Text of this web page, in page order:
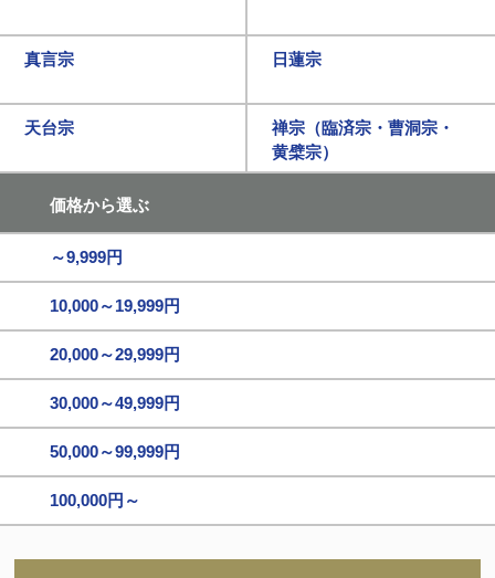
真言宗 日蓮宗
天台宗
禅宗（臨済宗・曹洞宗・
黄檗宗）
価格から選ぶ
～9,999円
10,000～19,999円
20,000～29,999円
30,000～49,999円
50,000～99,999円
100,000円～